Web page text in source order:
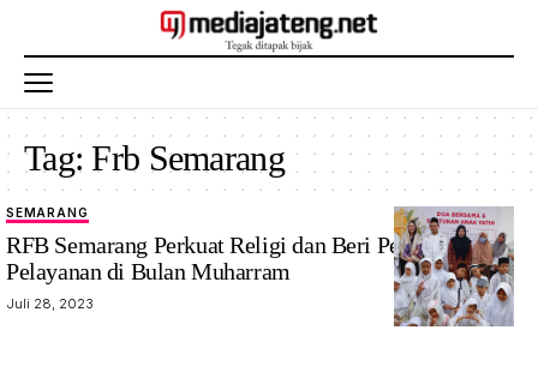
Tag:Frb Semarang
Semangat
berbagi RFB
Semarang
berbagi untuk
SEMARANG
RFB Semarang Perkuat Religi dan Beri Peningkatan
Pelayanan di Bulan Muharram
Juli 28, 2023